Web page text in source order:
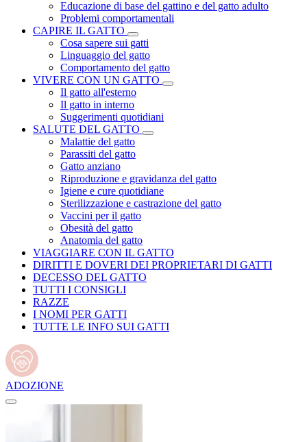
Educazione di base del gattino e del gatto adulto
Problemi comportamentali
CAPIRE IL GATTO
Cosa sapere sui gatti
Linguaggio del gatto
Comportamento del gatto
VIVERE CON UN GATTO
Il gatto all'esterno
Il gatto in interno
Suggerimenti quotidiani
SALUTE DEL GATTO
Malattie del gatto
Parassiti del gatto
Gatto anziano
Riproduzione e gravidanza del gatto
Igiene e cure quotidiane
Sterilizzazione e castrazione del gatto
Vaccini per il gatto
Obesità del gatto
Anatomia del gatto
VIAGGIARE CON IL GATTO
DIRITTI E DOVERI DEI PROPRIETARI DI GATTI
DECESSO DEL GATTO
TUTTI I CONSIGLI
RAZZE
I NOMI PER GATTI
TUTTE LE INFO SUI GATTI
ADOZIONE